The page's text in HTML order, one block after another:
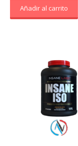
Añadir al carrito